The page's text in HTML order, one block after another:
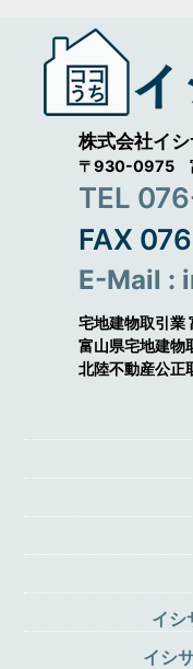
株式会社イ
〒930-0975
TEL
FAX
E-Mail :
宅地建物取引
富山県宅地建物
北陸不動産公正
イシ
イシ